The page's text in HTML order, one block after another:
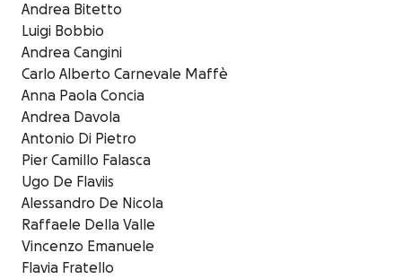
Andrea Bitetto
Luigi Bobbio
Andrea Cangini
Carlo Alberto Carnevale Maffè
Anna Paola Concia
Andrea Davola
Antonio Di Pietro
Pier Camillo Falasca
Ugo De Flaviis
Alessandro De Nicola
Raffaele Della Valle
Vincenzo Emanuele
Flavia Fratello